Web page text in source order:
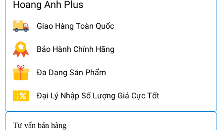
Hoang Anh Plus
Giao Hàng Toàn Quốc
Bảo Hành Chính Hãng
Đa Dạng Sản Phẩm
Đại Lý Nhập Số Lượng Giá Cực Tốt
Tư vấn bán hàng